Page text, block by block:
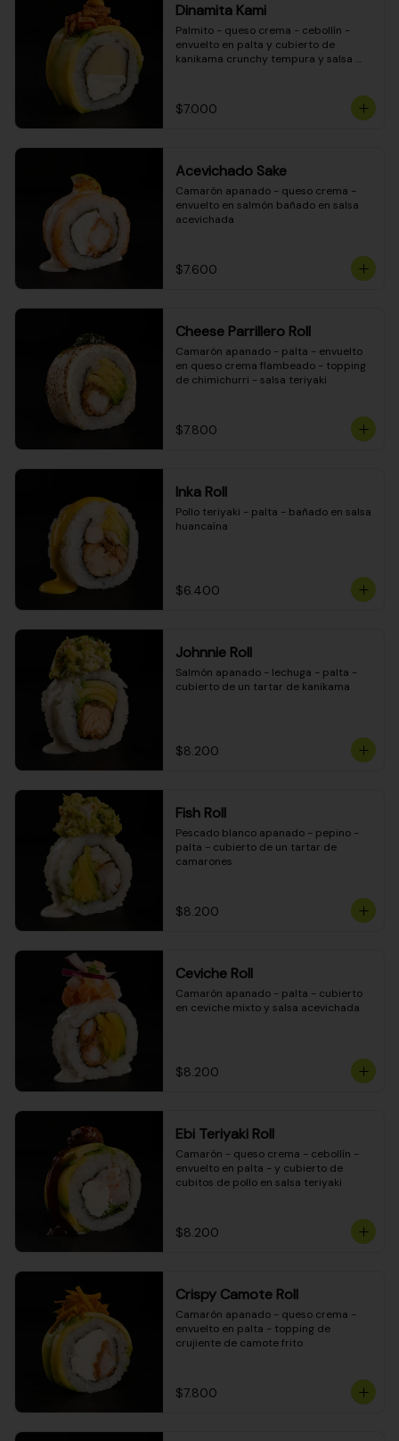
Dinamita Kami
Palmito - queso crema - cebollín -
envuelto en palta y cubierto de
kanikama crunchy tempura y salsa
$7.000
Acevichado Sake
Camarón apanado - queso crema -
envuelto en salmón bañado en salsa
acevichada
$7.600
Cheese Parrillero Roll
Camarón apanado - palta - envuelto
en queso crema flambeado - topping
de chimichurri - salsa teriyaki
$7.800
Inka Roll
Pollo teriyaki - palta - bañado en salsa
huancaína
$6.400
Johnnie Roll
Salmón apanado - lechuga - palta -
cubierto de un tartar de kanikama
$8.200
Fish Roll
Pescado blanco apanado - pepino -
palta - cubierto de un tartar de
camarones
$8.200
Ceviche Roll
Camarón apanado - palta - cubierto
en ceviche mixto y salsa acevichada
$8.200
Ebi Teriyaki Roll
Camarón - queso crema - cebollín -
envuelto en palta - y cubierto de
cubitos de pollo en salsa teriyaki
$8.200
Crispy Camote Roll
Camarón apanado - queso crema -
envuelto en palta - topping de
crujiente de camote frito
$7.800